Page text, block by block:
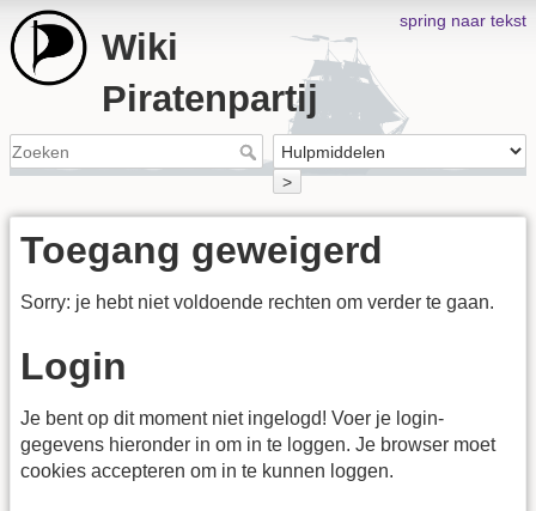
spring naar tekst
Wiki
Piratenpartij
>
Toegang geweigerd
Sorry: je hebt niet voldoende rechten om verder te gaan.
Login
Je bent op dit moment niet ingelogd! Voer je login-
gegevens hieronder in om in te loggen. Je browser moet
cookies accepteren om in te kunnen loggen.